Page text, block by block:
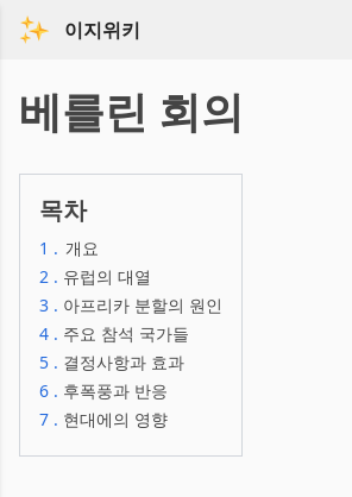
이지위키
베를린 회의
목차
1 . 개요
2 . 유럽의 대열
3 . 아프리카 분할의 원인
4 . 주요 참석 국가들
5 . 결정사항과 효과
6 . 후폭풍과 반응
7 . 현대에의 영향